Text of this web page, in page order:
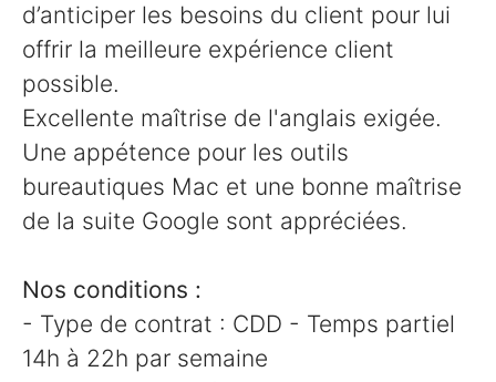
d’anticiper les besoins du client pour lui
offrir la meilleure expérience client
possible.
Excellente maîtrise de l'anglais exigée.
Une appétence pour les outils
bureautiques Mac et une bonne maîtrise
de la suite Google sont appréciées.
Nos conditions :
- Type de contrat : CDD - Temps partiel
14h à 22h par semaine